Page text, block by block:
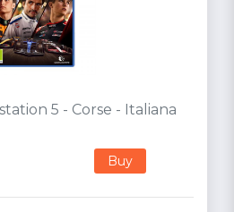
5 - Corse - Italiana
Buy